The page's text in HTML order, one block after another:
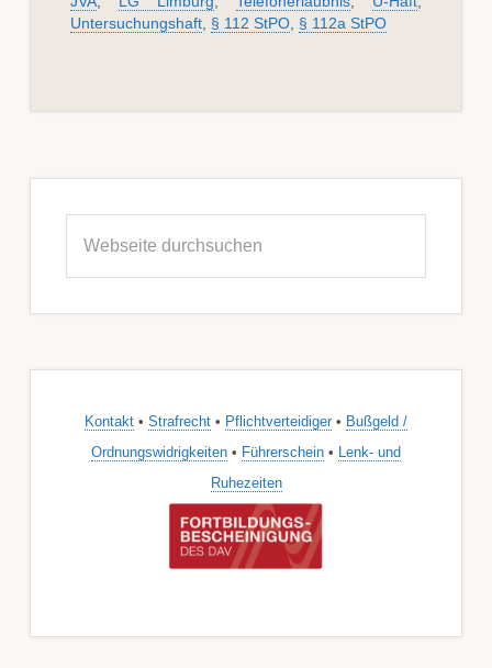
Untersuchungshaft, § 112 StPO, § 112a StPO
Kontakt • Strafrecht • Pflichtverteidiger • Bußgeld /
Ordnungswidrigkeiten • Führerschein • Lenk- und
Ruhezeiten